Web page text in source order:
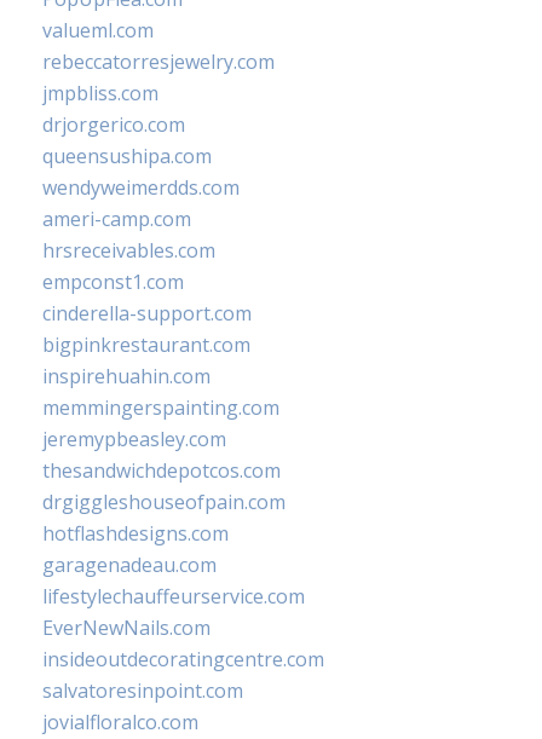
valueml.com
rebeccatorresjewelry.com
jmpbliss.com
drjorgerico.com
queensushipa.com
wendyweimerdds.com
ameri-camp.com
hrsreceivables.com
empconst1.com
cinderella-support.com
bigpinkrestaurant.com
inspirehuahin.com
memmingerspainting.com
jeremypbeasley.com
thesandwichdepotcos.com
drgiggleshouseofpain.com
hotflashdesigns.com
garagenadeau.com
lifestylechauffeurservice.com
EverNewNails.com
insideoutdecoratingcentre.com
salvatoresinpoint.com
jovialfloralco.com